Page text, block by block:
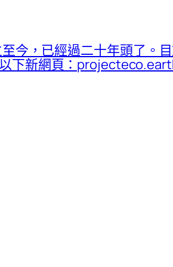
今，已經過二十年頭了。
下新網頁：